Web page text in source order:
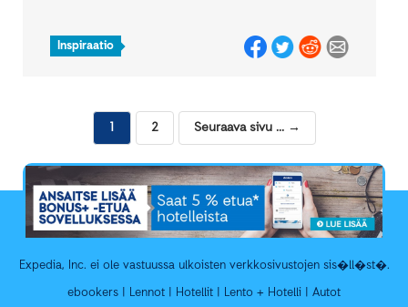
Inspiraatio
navigation
1 2 Seuraava sivu ... →
Expedia, Inc. ei ole vastuussa ulkoisten verkkosivustojen sis�ll�st�.
ebookers | Lennot | Hotellit | Lento + Hotelli | Autot